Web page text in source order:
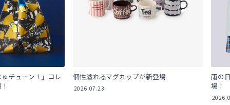
ン！」コレ 個性溢れるマグカップが新登場
2026.07.23
雨の日を快
2026.05.30